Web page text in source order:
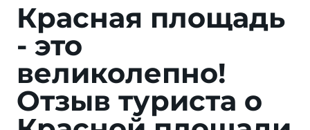
Красная площадь
- это
великолепно!
Отзыв туриста о